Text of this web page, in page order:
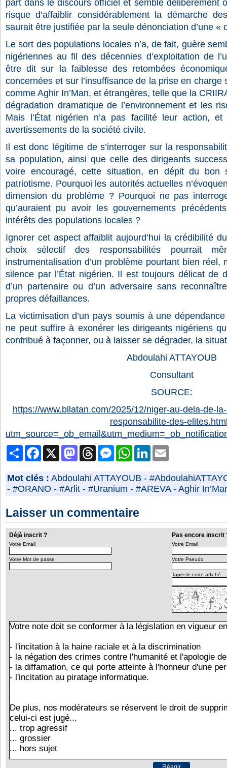
part dans le discours officiel et semble délibérément
risque d’affaiblir considérablement la démarche
saurait être justifiée par la seule dénonciation d’une «
Le sort des populations locales n’a, de fait, guère
nigériennes au fil des décennies d’exploitation de
être dit sur la faiblesse des retombées
concernées et sur l’insuffisance de la prise en
comme Aghir In’Man, et étrangères, telle que la
dégradation dramatique de l’environnement et les
Mais l’État nigérien n’a pas facilité leur action,
avertissements de la société civile.
Il est donc légitime de s’interroger sur la
sa population, ainsi que celle des dirigeants
voire encouragé, cette situation, en dépit du bon
patriotisme. Pourquoi les autorités actuelles
dimension du problème ? Pourquoi ne pas
qu’auraient pu avoir les gouvernements
intérêts des populations locales ?
Ignorer cet aspect affaiblit aujourd’hui la crédibilité
choix sélectif des responsabilités pourrait
instrumentalisation d’un problème pourtant bien réel,
silence par l’État nigérien. Il est toujours délicat de
d’un partenaire ou d’un adversaire sans
propres défaillances.
La victimisation d’un pays soumis à une
ne peut suffire à exonérer les dirigeants nigériens
contribué à façonner, ou à laisser se dégrader, la
Abdoulahi ATTAYOUB
Consultant
SOURCE:
https://www.bllatan.com/2025/12/niger-au-dela-de-
responsabilite-des-
PartagerFacebook MastodonThreads MessengerWhatsAppLinkedIn
Mot clés : Abdoulahi ATTAYOUB -
- #ORANO - #Arlit - #Uranium - #AREVA- Aghir
Laisser un commentaire
Déjà inscrit ? Pas encore inscrit
Votre Email
Votre Mot de passe
Votre Email
Votre Pseudo
Taper le code affiché